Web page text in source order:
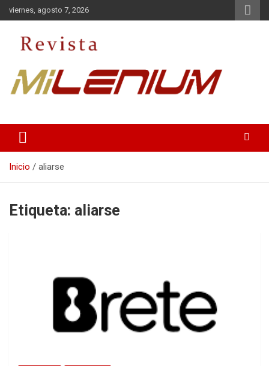
Saltar
al
viernes, agosto 7, 2026
Inicio aliarse
Etiqueta: aliarse